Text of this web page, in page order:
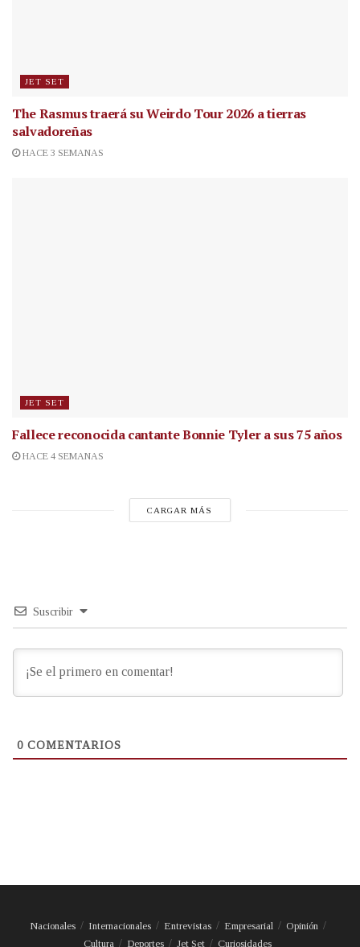
JET SET
The Rasmus traerá su Weirdo Tour 2026 a tierras
salvadoreñas
HACE 3 SEMANAS
JET SET
Fallece reconocida cantanteBonnie Tyler a sus 75 años
HACE 4 SEMANAS
CARGAR MÁS
Suscribir
0 COMENTARIOS
Nacionales Internacionales Entrevistas Empresarial
Opinión
Cultura
Deportes Jet Set Curiosidades